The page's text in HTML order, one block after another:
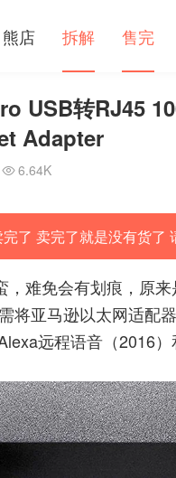
熊店 拆解 售完
USB转RJ45
Adapter
 6.64K
了 卖完了就是没有货了
难免会有划痕，原
将亚马逊以太网适配
远程语音（2016